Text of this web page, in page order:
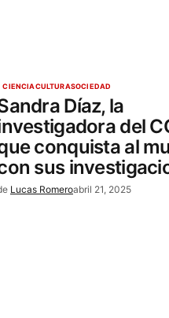
CIENCIACULTURASOCIEDAD
Díaz, la
del
conquista al
sus
Lucas Romeroabril 21, 2025